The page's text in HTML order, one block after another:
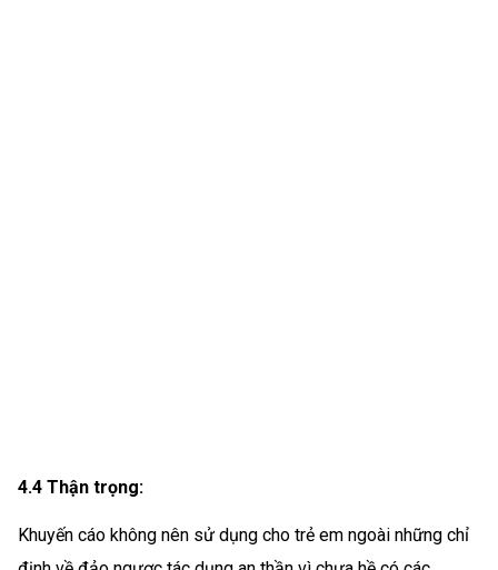
4.4 Thận trọng:
Khuyến cáo không nên sử dụng cho trẻ em ngoài những chỉ